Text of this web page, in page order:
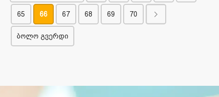
65 66 67 68 69 70
ბოლო გვერდი